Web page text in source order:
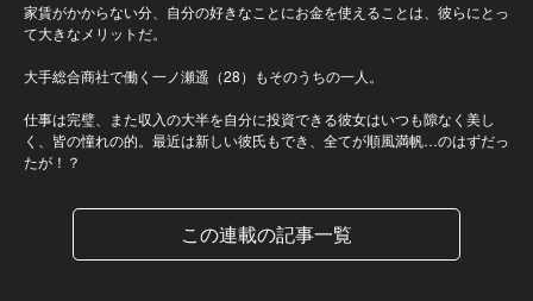
家賃がかからない分、自分の好きなことにお金を使えることは、彼らにとっ
て大きなメリットだ。
大手総合商社で働く一ノ瀬遥（28）もそのうちの一人。
仕事は完璧、また収入の大半を自分に投資できる彼女はいつも隙なく美し
く、皆の憧れの的。最近は新しい彼氏もでき、全てが順風満帆…のはずだっ
たが！？
この連載の記事一覧